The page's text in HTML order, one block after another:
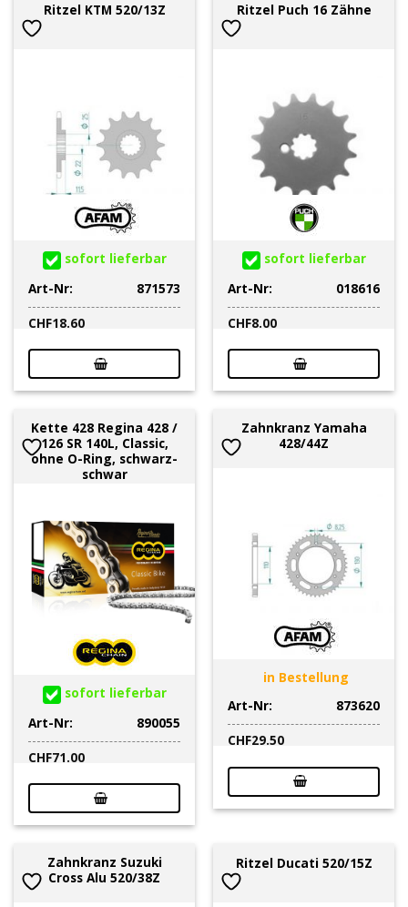
Ritzel KTM 520/13Z
sofort lieferbar
Art-Nr:
871573
CHF18.60
Ritzel Puch 16 Zähne
sofort lieferbar
Art-Nr:
018616
CHF8.00
Kette 428 Regina 428 /
126 SR 140L, Classic,
ohne O-Ring, schwarz-
schwar
sofort lieferbar
Art-Nr:
890055
CHF71.00
Zahnkranz Yamaha
428/44Z
in Bestellung
Art-Nr:
873620
CHF29.50
Zahnkranz Suzuki
Cross Alu 520/38Z
Ritzel Ducati 520/15Z